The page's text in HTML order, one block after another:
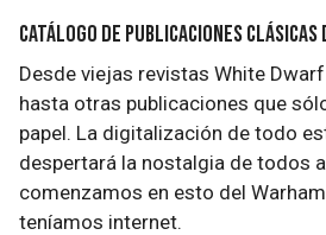
Catálogo de publicaciones clásicas
Desde viejas revistas White
hasta otras publicaciones que
papel. La digitalización de todo
despertará la nostalgia de todos
comenzamos en esto del
teníamos internet.